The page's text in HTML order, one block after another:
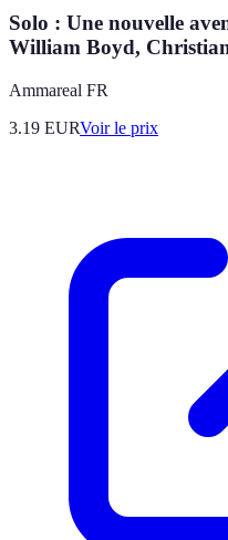
Solo : Une nouvelle
William Boyd,
Ammareal FR
3.19 EURVoir le prix